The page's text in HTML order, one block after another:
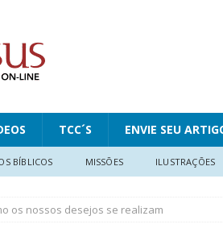
TCC´S ENVIE SEU
BÍBLICOS MISSÕES ILUSTRAÇÕES
os nossos desejos se realizam